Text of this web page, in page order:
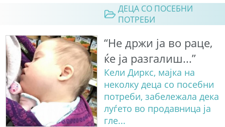
ДЕЦА СО ПОСЕБНИ
ПОТРЕБИ
“Не држи ја во раце,
ќе ја разгалиш...”
Кели Диркс, мајка на
неколку деца со посебни
потреби, забележала дека
луѓето во продавница ја
гле...